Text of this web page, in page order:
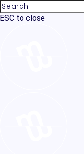
Skip
to
main
ESC to close